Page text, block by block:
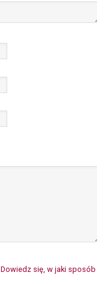
Dowiedz się, w jaki sposób